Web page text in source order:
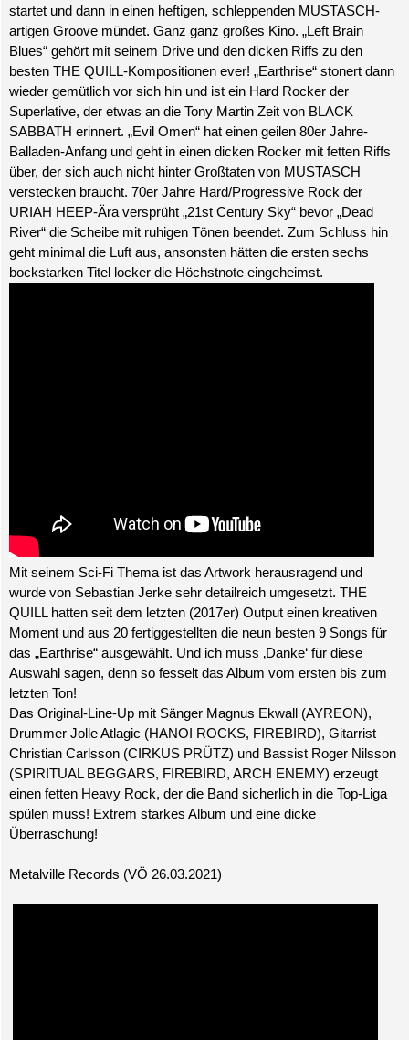
startet und dann in einen heftigen, schleppenden MUSTASCH-
artigen Groove mündet. Ganz ganz großes Kino. „Left Brain
Blues“ gehört mit seinem Drive und den dicken Riffs zu den
besten THE QUILL-Kompositionen ever! „Earthrise“ stonert dann
wieder gemütlich vor sich hin und ist ein Hard Rocker der
Superlative, der etwas an die Tony Martin Zeit von BLACK
SABBATH erinnert. „Evil Omen“ hat einen geilen 80er Jahre-
Balladen-Anfang und geht in einen dicken Rocker mit fetten Riffs
über, der sich auch nicht hinter Großtaten von MUSTASCH
verstecken braucht. 70er Jahre Hard/Progressive Rock der
URIAH HEEP-Ära versprüht „21st Century Sky“ bevor „Dead
River“ die Scheibe mit ruhigen Tönen beendet. Zum Schluss hin
geht minimal die Luft aus, ansonsten hätten die ersten sechs
bockstarken Titel locker die Höchstnote eingeheimst.
Mit seinem Sci-Fi Thema ist das Artwork herausragend und
wurde von Sebastian Jerke sehr detailreich umgesetzt. THE
QUILL hatten seit dem letzten (2017er) Output einen kreativen
Moment und aus 20 fertiggestellten die neun besten 9 Songs für
das „Earthrise“ ausgewählt. Und ich muss ‚Danke‘ für diese
Auswahl sagen, denn so fesselt das Album vom ersten bis zum
letzten Ton!
Das Original-Line-Up mit Sänger Magnus Ekwall (AYREON),
Drummer Jolle Atlagic (HANOI ROCKS, FIREBIRD), Gitarrist
Christian Carlsson (CIRKUS PRÜTZ) und Bassist Roger Nilsson
(SPIRITUAL BEGGARS, FIREBIRD, ARCH ENEMY) erzeugt
einen fetten Heavy Rock, der die Band sicherlich in die Top-Liga
spülen muss! Extrem starkes Album und eine dicke
Überraschung!
Metalville Records (VÖ 26.03.2021)